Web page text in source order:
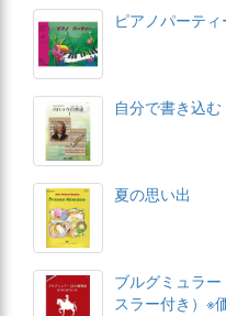
ピアノパーティ
自分で書き込
夏の思い出
ブルグミュラ
スラー付き）※